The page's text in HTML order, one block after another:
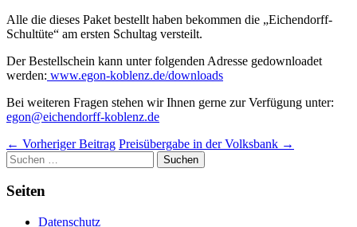
Alle die dieses Paket bestellt haben bekommen die „Eichendorff-
Schultüte“ am ersten Schultag versteilt.
Der Bestellschein kann unter folgenden Adresse gedownloadet
werden: www.egon-koblenz.de/downloads
Bei weiteren Fragen stehen wir Ihnen gerne zur Verfügung unter:
egon@eichendorff-koblenz.de
Beitragsnavigation
← Vorheriger Beitrag Preisübergabe in der Volksbank →
Suchen
nach:
Seiten
Datenschutz